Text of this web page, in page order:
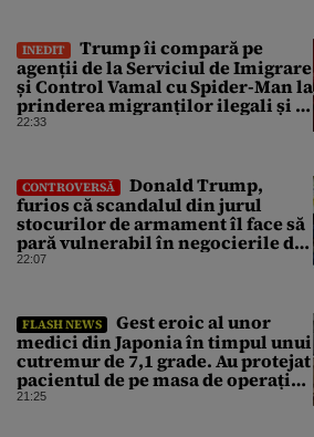
INEDIT
Trump îi compară pe
agenții de la Serviciul de Imigrare
și Control Vamal cu Spider-Man la
prinderea migranților ilegali și a
infractorilor
22:33
CONTROVERSĂ
Donald Trump,
furios că scandalul din jurul
stocurilor de armament îl face să
pară vulnerabil în negocierile de
pace cu Iranul
22:07
FLASH NEWS
Gest eroic al unor
medici din Japonia în timpul unui
cutremur de 7,1 grade. Au protejat
pacientul de pe masa de operație
cu propriile corpuri
21:25